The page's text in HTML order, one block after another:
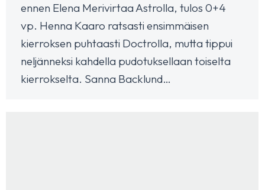
ennen Elena Merivirtaa Astrolla, tulos 0+4
vp. Henna Kaaro ratsasti ensimmäisen
kierroksen puhtaasti Doctrolla, mutta tippui
neljänneksi kahdella pudotuksellaan toiselta
kierrokselta. Sanna Backlund…